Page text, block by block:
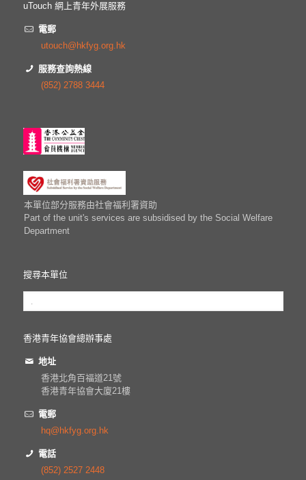
uTouch 網上青年外展服務
電郵
utouch@hkfyg.org.hk
服務查詢熱線
(852) 2788 3444
本單位部分服務由社會福利署資助
Part of the unit's services are subsidised by the Social Welfare
Department
搜尋本單位
香港青年協會總辦事處
地址
香港北角百福道21號
香港青年協會大廈21樓
電郵
hq@hkfyg.org.hk
電話
(852) 2527 2448